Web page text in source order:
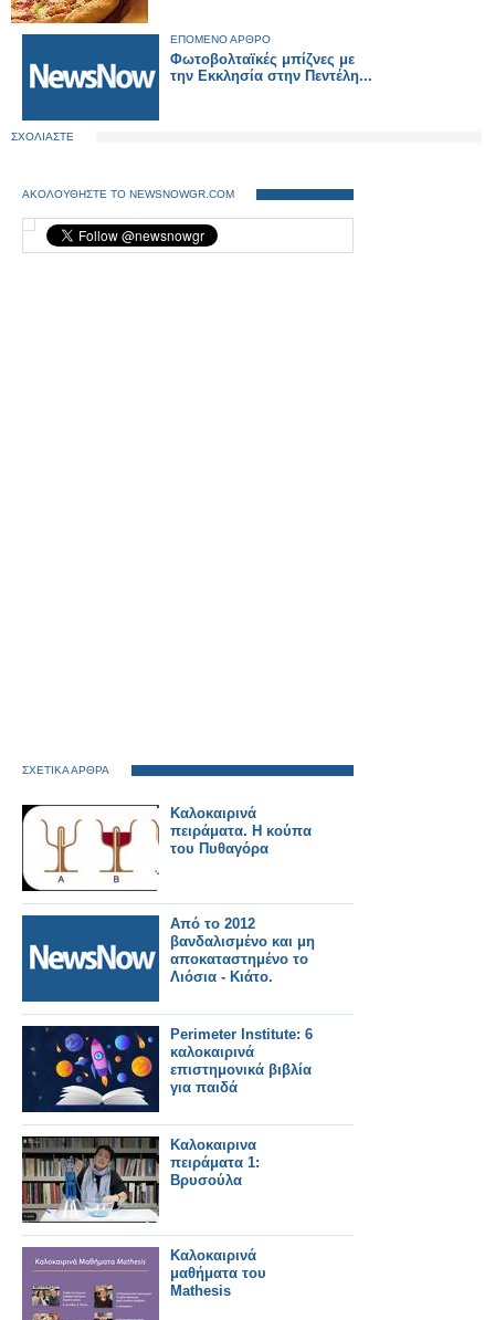
ΕΠΟΜΕΝΟ ΑΡΘΡΟ
Φωτοβολταϊκές μπίζνες με
την Εκκλησία στην Πεντέλη...
ΣΧΟΛΙΑΣΤΕ
ΑΚΟΛΟΥΘΗΣΤΕ ΤΟ NEWSNOWGR.COM
ΣΧΕΤΙΚΑ ΑΡΘΡΑ
Καλοκαιρινά
πειράματα. Η κούπα
του Πυθαγόρα
Από το 2012
βανδαλισμένο και μη
αποκαταστημένο το
Λιόσια - Κιάτο.
Perimeter Institute: 6
καλοκαιρινά
επιστημονικά βιβλία
για παιδά
Καλοκαιρινα
πειράματα 1:
Βρυσούλα
Καλοκαιρινά
μαθήματα του
Mathesis